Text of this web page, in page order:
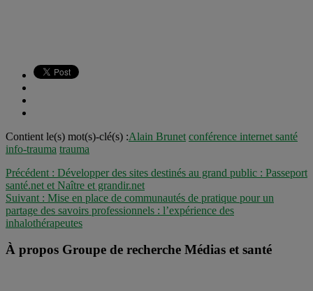
Contient le(s) mot(s)-clé(s) :Alain Brunet conférence internet santé
info-trauma trauma
Précédent : Développer des sites destinés au grand public : Passeport
santé.net et Naître et grandir.net
Suivant : Mise en place de communautés de pratique pour un
partage des savoirs professionnels : l’expérience des
inhalothérapeutes
À propos Groupe de recherche Médias et santé